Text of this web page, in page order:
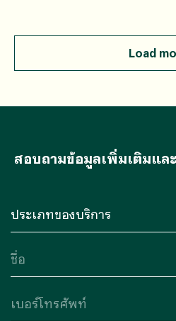
Load
สอบถามข้อมูลเพิ่มเติมแล